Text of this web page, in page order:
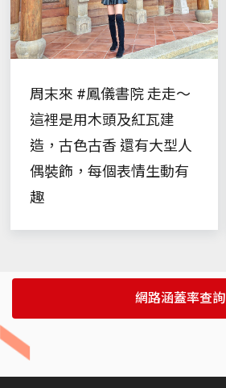
周末來 #鳳儀書院 走走～
這裡是用木頭及紅瓦建
造，古色古香 還有大型人
偶裝飾，每個表情生動有
趣
網路涵蓋率查詢